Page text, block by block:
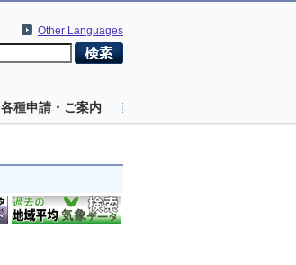
Other Languages
各種申請・ご案内